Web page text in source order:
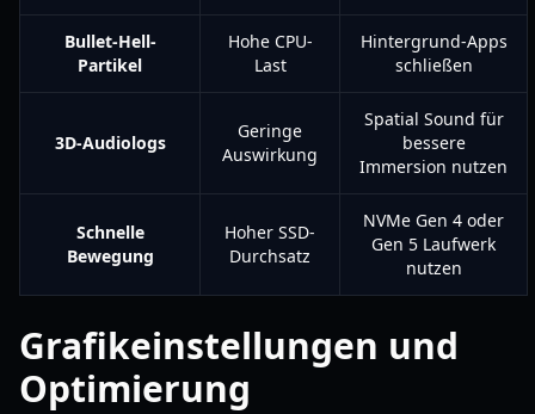
Bullet-Hell-
Partikel
Hohe CPU-
Last
Hintergrund-Apps
schließen
3D-Audiologs
Geringe
Auswirkung
Spatial Sound für
bessere
Immersion nutzen
Schnelle
Bewegung
Hoher SSD-
Durchsatz
NVMe Gen 4 oder
Gen 5 Laufwerk
nutzen
Grafikeinstellungen und
Optimierung